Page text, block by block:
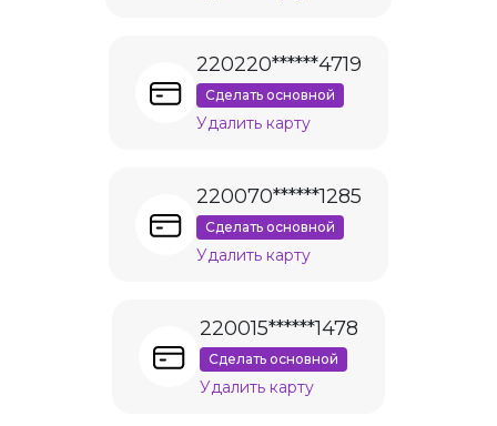
220220******4719
Сделать основной
Удалить карту
220070******1285
Сделать основной
Удалить карту
220015******1478
Сделать основной
Удалить карту